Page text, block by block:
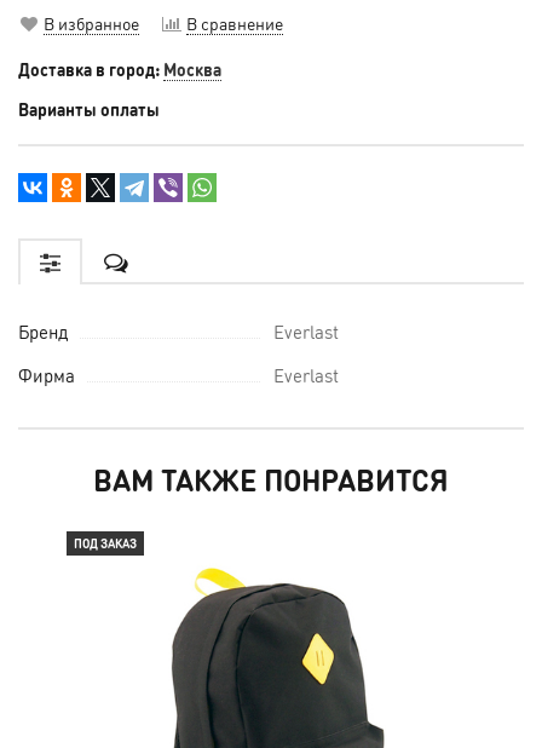
В избранное В сравнение
Доставка в город: Москва
Варианты оплаты
Бренд
Everlast
Фирма
Everlast
ВАМ ТАКЖЕ ПОНРАВИТСЯ
ПОД ЗАКАЗ